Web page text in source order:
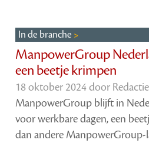
In de branche
ManpowerGroup
een beetje krimpen
18 oktober 2024 door
ManpowerGroup blijft in
voor werkbare dagen, een
dan andere ManpowerGroup-